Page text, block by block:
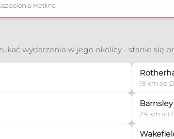
Hotline
wydarzenia w jego okolicy - stanie się
19 km od
Barnsley
24 km od